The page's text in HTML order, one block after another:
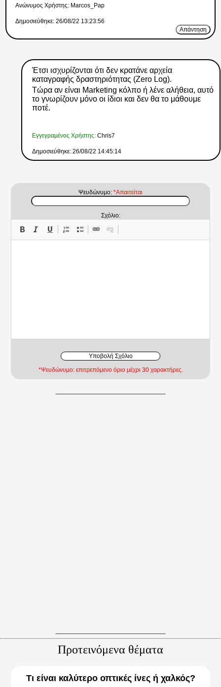
Ανώνυμος Xρήστης: Marcos_Pap
Δημοσιεύθηκε: 26/08/22 13:23:56
Απάντηση
Έτσι ισχυρίζονται ότι δεν κρατάνε αρχεία
καταγραφής δραστηριότητας (Zero Log).
Τώρα αν είναι Marketing κόλπο ή λένε αλήθεια, αυτό
το γνωρίζουν μόνο οι ίδιοι και δεν θα το μάθουμε
ποτέ.
Εγγεγραμένος Χρήστης: Chris7
Δημοσιεύθηκε: 26/08/22 14:45:14
Ψευδώνυμο: *Απαιτείται
Σχόλιο:
Υποβολή Σχόλιο
*Ψευδώνυμο: επιτρεπόμενο όριο μέχρι 30 χαρακτήρες.
Προτεινόμενα θέματα
Τι είναι καλύτερο οπτικές ίνες ή χαλκός?